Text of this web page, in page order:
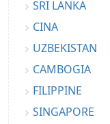
SRI LANKA
CINA
UZBEKISTAN
CAMBOGIA
FILIPPINE
SINGAPORE